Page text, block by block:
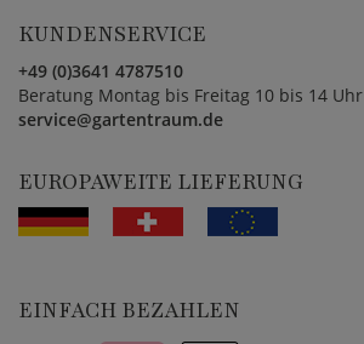
KUNDENSERVICE
+49 (0)3641 4787510
Beratung Montag bis Freitag 10 bis 14 Uhr
service@gartentraum.de
EUROPAWEITE LIEFERUNG
EINFACH BEZAHLEN